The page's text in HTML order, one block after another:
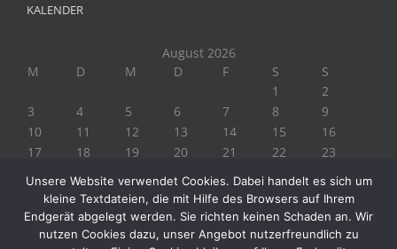
KALENDER
August 2026
M
D M D F S
S
1
2
3
4 5 6 7 8
9
10
11 12 13 14 15
16
17
18 19 20 21 22
23
« Juli
Unsere Website verwendet Cookies. Dabei handelt es sich um
kleine Textdateien, die mit Hilfe des Browsers auf Ihrem
Endgerät abgelegt werden. Sie richten keinen Schaden an. Wir
nutzen Cookies dazu, unser Angebot nutzerfreundlich zu